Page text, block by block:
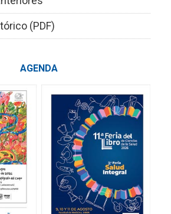
(PDF)
AGENDA